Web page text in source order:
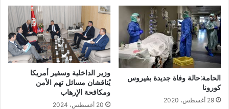
الحامة:حالة وفاة جديدة بفيروس
كورونا
29 أغسطس، 2020
وزير الداخلية وسفير أمريكا
يُناقشان مسائل تهم الأمن
ومكافحة الإرهاب
20 أغسطس، 2024